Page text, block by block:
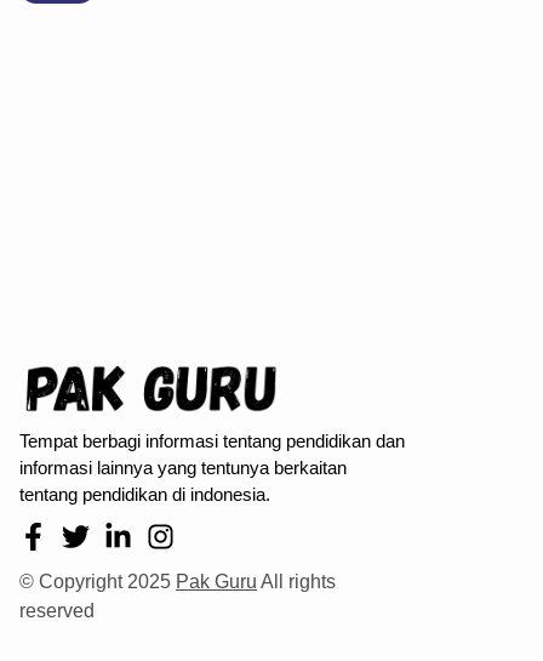
Tempat berbagi informasi tentang pendidikan dan
informasi lainnya yang tentunya berkaitan
tentang pendidikan di indonesia.
© Copyright 2025 Pak Guru All rights
reserved